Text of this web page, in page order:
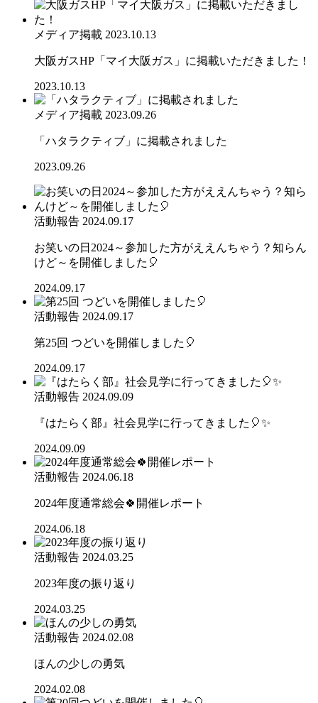
メディア掲載 2023.10.13
大阪ガスHP「マイ大阪ガス」に掲載いただきました！
2023.10.13
メディア掲載 2023.09.26
「ハタラクティブ」に掲載されました
2023.09.26
活動報告 2024.09.17
お笑いの日2024～参加した方がええんちゃう？知らん
けど～を開催しました🎈
2024.09.17
活動報告 2024.09.17
第25回 つどいを開催しました🎈
2024.09.17
活動報告 2024.09.09
『はたらく部』社会見学に行ってきました🎈✨
2024.09.09
活動報告 2024.06.18
2024年度通常総会🍀開催レポート
2024.06.18
活動報告 2024.03.25
2023年度の振り返り
2024.03.25
活動報告 2024.02.08
ほんの少しの勇気
2024.02.08